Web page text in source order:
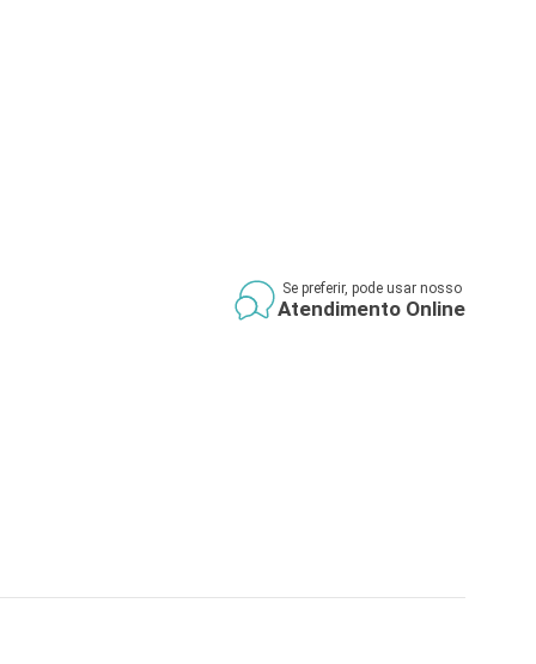
Se preferir, pode usar nosso
Atendimento Online